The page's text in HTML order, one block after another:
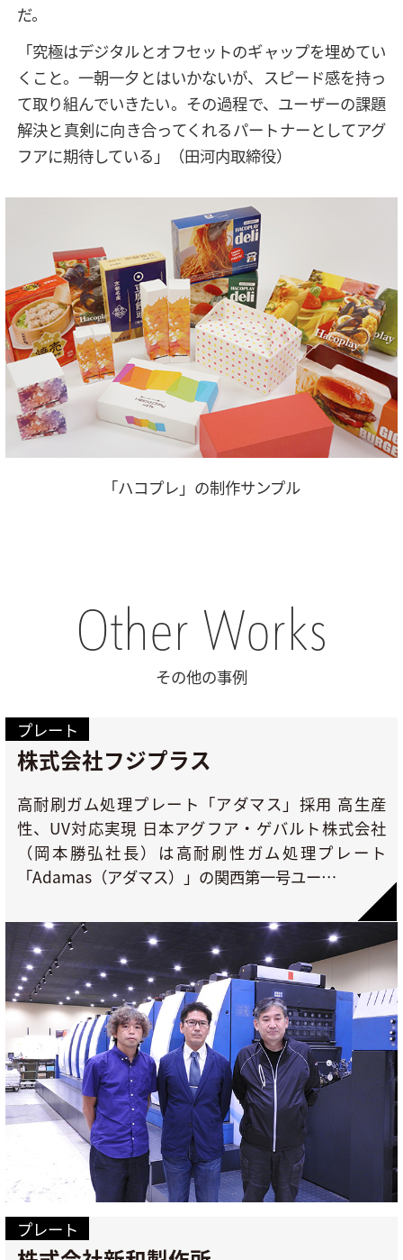
だ。
「究極はデジタルとオフセットのギャップを埋めてい
くこと。一朝一夕とはいかないが、スピード感を持っ
て取り組んでいきたい。その過程で、ユーザーの課題
解決と真剣に向き合ってくれるパートナーとしてアグ
フアに期待している」（田河内取締役）
「ハコプレ」の制作サンプル
Other Works
その他の事例
プレート
株式会社フジプラス
高耐刷ガム処理プレート「アダマス」採用 高生産
性、UV対応実現 日本アグフア・ゲバルト株式会社
（岡本勝弘社長）は高耐刷性ガム処理プレート
「Adamas（アダマス）」の関西第一号ユー…
プレート